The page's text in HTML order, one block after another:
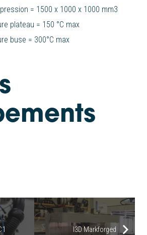
= 1500 x 1000 x 1000 mm3
plateau = 150 °C max
buse = 300°C max
AFP-XS
I3D Markforged